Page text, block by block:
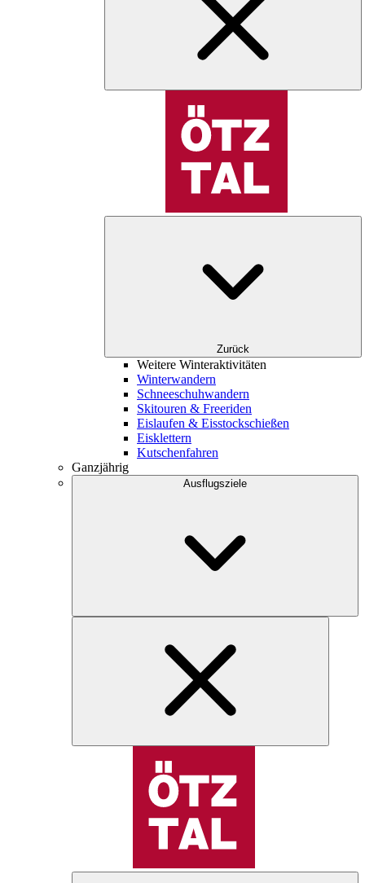
Zurück
Weitere Winteraktivitäten
Winterwandern
Schneeschuhwandern
Skitouren & Freeriden
Eislaufen & Eisstockschießen
Eisklettern
Kutschenfahren
Ganzjährig
Ausflugsziele